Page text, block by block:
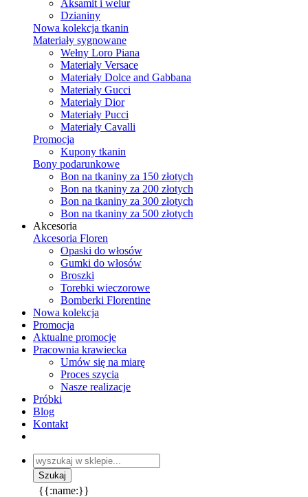
Aksamit i welur
Dzianiny
Nowa kolekcja tkanin
Materiały sygnowane
Wełny Loro Piana
Materiały Versace
Materiały Dolce and Gabbana
Materiały Gucci
Materiały Dior
Materiały Pucci
Materiały Cavalli
Promocja
Kupony tkanin
Bony podarunkowe
Bon na tkaniny za 150 złotych
Bon na tkaniny za 200 złotych
Bon na tkaniny za 300 złotych
Bon na tkaniny za 500 złotych
Akcesoria
Akcesoria Floren
Opaski do włosów
Gumki do włosów
Broszki
Torebki wieczorowe
Bomberki Florentine
Nowa kolekcja
Promocja
Aktualne promocje
Pracownia krawiecka
Umów się na miarę
Proces szycia
Nasze realizacje
Próbki
Blog
Kontakt
{{:name:}}